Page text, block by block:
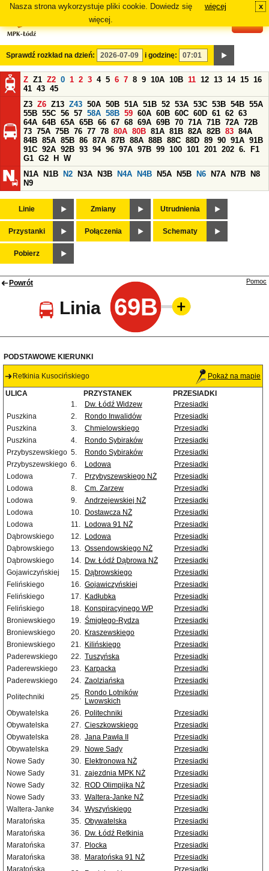
Nasza strona wykorzystuje pliki cookie. Dowiedz się
więcej.
więcej x
Sprawdź rozkład na dzień: i godzinę:
Z Z1 Z2 0 1 2 3 4 5 6 7 8 9 10A 10B 11 12 13 14 15 16
41 43 45
Z3 Z6 Z13 Z43 50A 50B 51A 51B 52 53A 53C 53B 54B 55A
55B 55C 56 57 58A 58B 59 60A 60B 60C 60D 61 62 63
64A 64B 65A 65B 66 67 68 69A 69B 70 71A 71B 72A 72B
73 75A 75B 76 77 78 80A 80B 81A 81B 82A 82B 83 84A
84B 85A 85B 86 87A 87B 88A 88B 88C 88D 89 90 91A 91B
91C 92A 92B 93 94 96 97A 97B 99 100 101 201 202 6.
F1
G1 G2 H
W
N1A
N1B N2 N3A N3B N4A N4B N5A N5B N6 N7A N7B
N8
N9
Linie Zmiany Utrudnienia
Przystanki Połączenia Schematy
Pobierz
Powrót
Linia 69B
Pomoc
PODSTAWOWE KIERUNKI
Retkinia Kusocińskiego Pokaż na mapie
ULICA PRZYSTANEK
PRZESIADKI
1.
Dw. Łódź Widzew
Przesiadki
Puszkina
2. Rondo Inwalidów
Przesiadki
Puszkina
3. Chmielowskiego
Przesiadki
Puszkina
4. Rondo Sybiraków
Przesiadki
Przybyszewskiego 5. Rondo Sybiraków
Przesiadki
Przybyszewskiego 6. Lodowa
Przesiadki
Lodowa
7. Przybyszewskiego NŻ
Przesiadki
Lodowa
8. Cm. Zarzew
Przesiadki
Lodowa
9. Andrzejewskiej NŻ
Przesiadki
Lodowa
10. Dostawcza NŻ
Przesiadki
Lodowa
11. Lodowa 91 NŻ
Przesiadki
Dąbrowskiego
12. Lodowa
Przesiadki
Dąbrowskiego
13. Ossendowskiego NŻ
Przesiadki
Dąbrowskiego
14. Dw. Łódź Dąbrowa NŻ
Przesiadki
Gojawiczyńskiej
15. Dąbrowskiego
Przesiadki
Felińskiego
16. Gojawiczyńskiej
Przesiadki
Felińskiego
17. Kadłubka
Przesiadki
Felińskiego
18. Konspiracyjnego WP
Przesiadki
Broniewskiego
19. Śmigłego-Rydza
Przesiadki
Broniewskiego
20. Kraszewskiego
Przesiadki
Broniewskiego
21. Kilińskiego
Przesiadki
Paderewskiego
22. Tuszyńska
Przesiadki
Paderewskiego
23. Karpacka
Przesiadki
Paderewskiego
24. Zaolziańska
Przesiadki
Politechniki
25. Rondo Lotników
Lwowskich
Przesiadki
Obywatelska 26. Politechniki
Przesiadki
Obywatelska
27. Cieszkowskiego
Przesiadki
Obywatelska
28. Jana Pawła II
Przesiadki
Obywatelska
29. Nowe Sady
Przesiadki
Nowe Sady
30. Elektronowa NŻ
Przesiadki
Nowe Sady
31. zajezdnia MPK NŻ
Przesiadki
Nowe Sady
32. ROD Olimpijka NŻ
Przesiadki
Nowe Sady
33. Waltera-Janke NŻ
Przesiadki
Waltera-Janke
34. Wyszyńskiego
Przesiadki
Maratońska
35. Obywatelska
Przesiadki
Maratońska
36. Dw. Łódź Retkinia
Przesiadki
Maratońska
37. Plocka
Przesiadki
Maratońska
38. Maratońska 91 NŻ
Przesiadki
Maratońska
Przesiadki